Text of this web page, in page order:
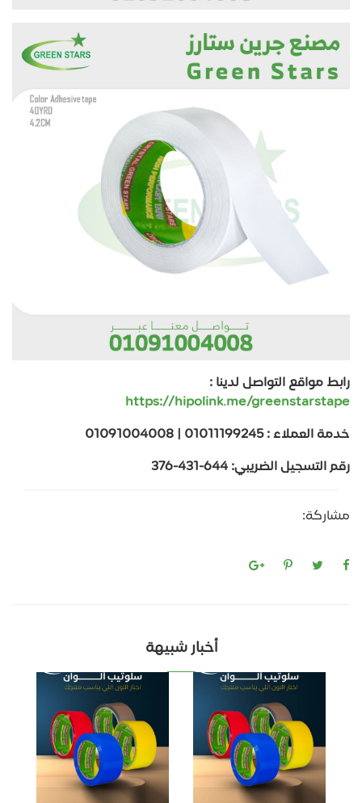
رابط مواقع التواصل لدينا :
https://hipolink.me/greenstarstape
خدمة العملاء : 01011199245 | 01091004008
رقم التسجيل الضريبي: 644-431-376
مشاركة:
أخبار شبيهة